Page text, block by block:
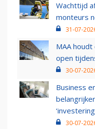
Wachttijd
monteurs
31-07-
MAA
open
30-07-
Business
30-07-